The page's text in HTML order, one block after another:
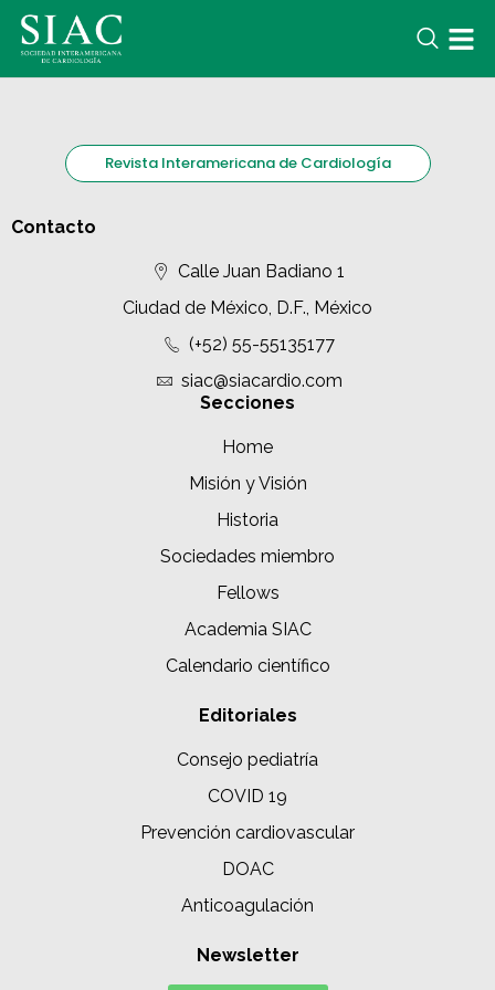
Revista Interamericana de Cardiología
Contacto
Calle Juan Badiano 1
Ciudad de México, D.F., México
(+52) 55-55135177
siac@siacardio.com
Secciones
Home
Misión y Visión
Historia
Sociedades miembro
Fellows
Academia SIAC
Calendario científico
Editoriales
Consejo pediatría
COVID 19
Prevención cardiovascular
DOAC
Anticoagulación
Newsletter